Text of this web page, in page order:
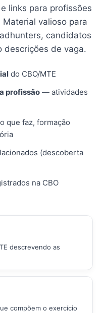
links para profissões
valioso para
candidatos
descrições de vaga.
do CBO/MTE
profissão — atividades
que faz, formação
(descoberta
na CBO
descrevendo as
compõem o exercício